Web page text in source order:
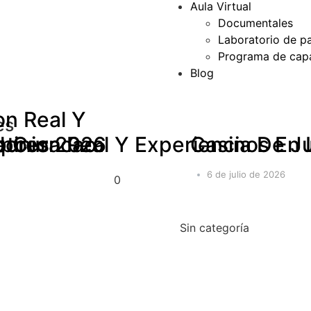
Aula Virtual
Documentales
Laboratorio de
Programa de
Blog
Real Y
2026
0
Casinos En
6 de julio de 2026
Sin categoría
Real Y Experiencia De
Curacao